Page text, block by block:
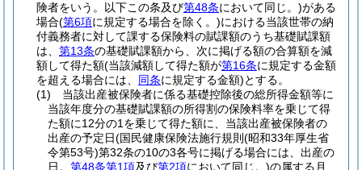
険者をいう。以下この条及び第48条において同じ。)がある
場合(第6項に規定する場合を除く。)における当該世帯の納
付義務者に対して課する保険料の賦課額のうち基礎賦課額
は、 第13条の基礎賦課額から、次に掲げる額の合算額を減
額して得た額(当該減額して得た額が第16条に規定する金額
を超える場合には、 同条に規定する金額)とする。
(1)
当該出産被保険者に係る基礎控除後の総所得金額等に
当該年度分の基礎賦課額の所得割の保険料率を乗じて得
た額に12分の1を乗じて得た額に、当該出産被保険者の
出産の予定日(国民健康保険法施行規則 (昭和33年厚生省
令第53号)第32条の10の3各号に掲げる場合には、出産の
日。 第48条第1項及び第2項において同じ。)の属する月